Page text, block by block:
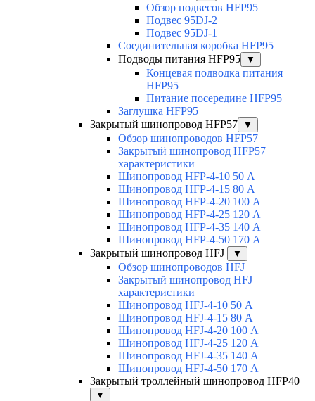
Обзор подвесов HFP95
Подвес 95DJ-2
Подвес 95DJ-1
Соединительная коробка HFP95
Подводы питания HFP95
▼
Концевая подводка питания
HFP95
Питание посередине HFP95
Заглушка HFP95
Закрытый шинопровод HFP57
▼
Обзор шинопроводов HFP57
Закрытый шинопровод HFP57
характеристики
Шинопровод HFP-4-10 50 А
Шинопровод HFP-4-15 80 А
Шинопровод HFP-4-20 100 А
Шинопровод HFP-4-25 120 А
Шинопровод HFP-4-35 140 А
Шинопровод HFP-4-50 170 А
Закрытый шинопровод HFJ
▼
Обзор шинопроводов HFJ
Закрытый шинопровод HFJ
характеристики
Шинопровод HFJ-4-10 50 А
Шинопровод HFJ-4-15 80 А
Шинопровод HFJ-4-20 100 А
Шинопровод HFJ-4-25 120 А
Шинопровод HFJ-4-35 140 А
Шинопровод HFJ-4-50 170 А
Закрытый троллейный шинопровод HFP40
▼